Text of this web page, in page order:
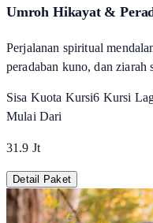
Umroh Hikayat &
Perjalanan spiritual
peradaban kuno, dan ziarah
Sisa Kuota Kursi6 Kursi
Mulai Dari
31.9 Jt
Detail Paket